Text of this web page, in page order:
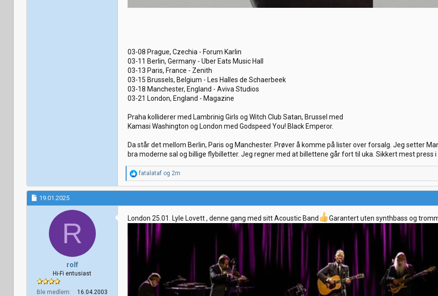
03-08 Prague, Czechia - Forum Karlin
03-11 Berlin, Germany - Uber Eats Music Hall
03-13 Paris, France - Zenith
03-15 Brussels, Belgium - Les Halles de Schaerbeek
03-18 Manchester, England - Aviva Studios
03-21 London, England - Magazine
Praha kolliderer med Lambrinig Girls og Witch Club Satan, Brussel med
Kamasi Washington og London med Godspeed You! Black Emperor.
Da står det mellom Berlin, Paris og Manchester. Prøver å komme på lister over forsalg. Jeg setter
bra moderne sal og billige flybilletter. Jeg regner med at billettene går fort til uka. Sikkert mest press i
R
e
a
s
o
fatalataf og 2m
19.01.2025
R
rolf
Hi-Fi entusiast
Ble medlem
16.04.2003
London 25.01. Lyle Lovett , denne gang med sitt Acoustic Band Garantert uten synthbass og